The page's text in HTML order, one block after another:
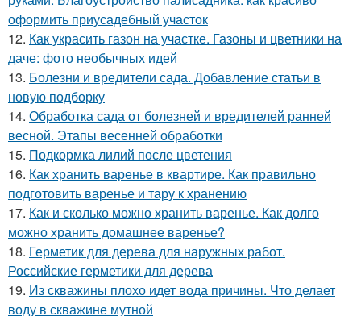
оформить приусадебный участок
12. Как украсить газон на участке. Газоны и цветники на
даче: фото необычных идей
13. Болезни и вредители сада. Добавление статьи в
новую подборку
14. Обработка сада от болезней и вредителей ранней
весной. Этапы весенней обработки
15. Подкормка лилий после цветения
16. Как хранить варенье в квартире. Как правильно
подготовить варенье и тару к хранению
17. Как и сколько можно хранить варенье. Как долго
можно хранить домашнее варенье?
18. Герметик для дерева для наружных работ.
Российские герметики для дерева
19. Из скважины плохо идет вода причины. Что делает
воду в скважине мутной